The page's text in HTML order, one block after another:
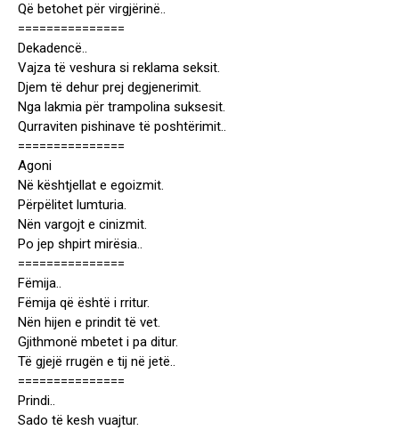
Që betohet për virgjërinë..
===============
Dekadencë..
Vajza të veshura si reklama seksit.
Djem të dehur prej degjenerimit.
Nga lakmia për trampolina suksesit.
Qurraviten pishinave të poshtërimit..
===============
Agoni
Në kështjellat e egoizmit.
Përpëlitet lumturia.
Nën vargojt e cinizmit.
Po jep shpirt mirësia..
===============
Fëmija..
Fëmija që është i rritur.
Nën hijen e prindit të vet.
Gjithmonë mbetet i pa ditur.
Të gjejë rrugën e tij në jetë..
===============
Prindi..
Sado të kesh vuajtur.